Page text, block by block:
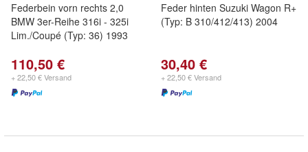
Federbein vorn rechts 2,0
BMW 3er-Reihe 316i - 325i
Lim./Coupé (Typ: 36) 1993
110,50 €
+ 22,50 € Versand
Feder hinten Suzuki Wagon R+
(Typ: B 310/412/413) 2004
30,40 €
+ 22,50 € Versand